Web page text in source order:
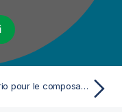
Scénario pour le composant CamelContext - Mediation